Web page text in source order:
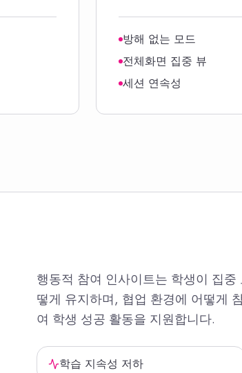
방해 없는 모드
전체화면 집중 뷰
세션 연속성
행동적 참여 인사이트는 학생이 집
떻게 유지하며, 협업 환경에 어떻게
여 학생 성공 활동을 지원합니다.
학습 지속성 저하